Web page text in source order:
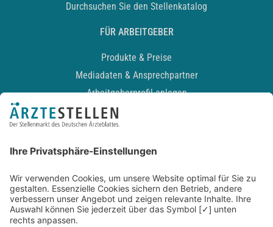
Durchsuchen Sie den Stellenkatalog
FÜR ARBEITGEBER
Produkte & Preise
Mediadaten & Ansprechpartner
Arbeitgeberprofil anlegen
Recruiting-Podcast
Kontakt
Datenschutz
Newsletter